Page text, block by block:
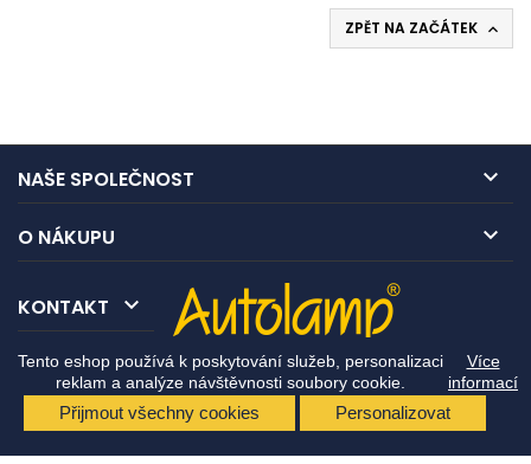
Tento eshop používá k poskytování služeb, personalizaci
reklam a analýze návštěvnosti soubory cookie.
Více
informací
Přijmout všechny cookies Personalizovat
ZPĚT NA ZAČÁTEK 
NAŠE SPOLEČNOST 
O NÁKUPU 
KONTAKT 